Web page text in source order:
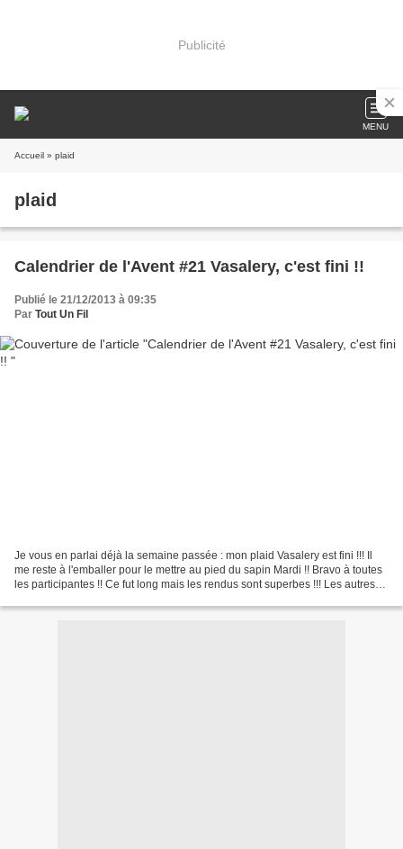
Publicité
MENU
Accueil » plaid
plaid
Calendrier de l'Avent #21 Vasalery, c'est fini !!
Publié le 21/12/2013 à 09:35
Par Tout Un Fil
Je vous en parlai déjà la semaine passée : mon plaid Vasalery est fini !!! Il
me reste à l'emballer pour le mettre au pied du sapin Mardi !! Bravo à toutes
les participantes !! Ce fut long mais les rendus sont superbes !!! Les autres